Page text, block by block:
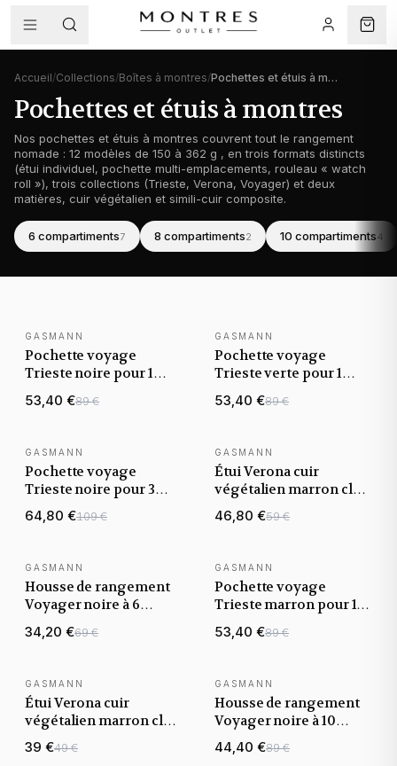
Accueil/Collections/Boîtes à montres/ Pochettes et étuis à montres
Pochettes et étuis à montres
Nos pochettes et étuis à montres couvrent tout le rangement
nomade : 12 modèles de 150 à 362 g , en trois formats distincts
(étui individuel, pochette multi-emplacements, rouleau « watch
roll »), trois collections (Trieste, Verona, Voyager) et deux
matières, cuir végétalien et simili-cuir composite.
Rangement montres
6 compartiments7 Rangement montres
8 compartiments2 Rangement montres
10 compartiments4
NOUVEAUTÉ
GASMANN
Pochette voyage
Trieste noire pour 1
montre, fermeture
rabat
53,40 €89 €
NOUVEAUTÉ
GASMANN
Pochette voyage
Trieste verte pour 1
montre, fermeture
rabat
53,40 €89 €
NOUVEAUTÉ
GASMANN
Pochette voyage
Trieste noire pour 3
montres, fermeture
rabat
64,80 €109 €
NOUVEAUTÉ
GASMANN
Étui Verona cuir
végétalien marron clair
pour 2 montres
46,80 €59 €
NOUVEAUTÉ
GASMANN
Housse de rangement
Voyager noire à 6
compartiments
fermeture éclair
34,20 €69 €
NOUVEAUTÉ
GASMANN
Pochette voyage
Trieste marron pour 1
montre, fermeture
rabat
53,40 €89 €
NOUVEAUTÉ
GASMANN
Étui Verona cuir
végétalien marron clair
pour 1 montre
39 €49 €
NOUVEAUTÉ
GASMANN
Housse de rangement
Voyager noire à 10
compartiments
fermeture éclair
44,40 €89 €